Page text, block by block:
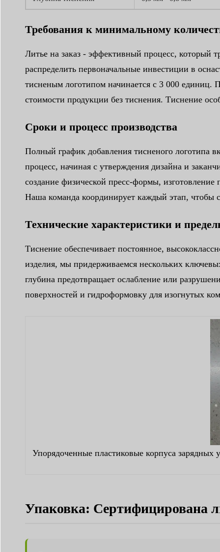
Требования к минимальному
Литье на заказ - эффективный процесс, который
распределить первоначальные инвестиции в
тисненым логотипом начинается с 3 000 единиц.
стоимости продукции без тиснения. Тиснение
Сроки и процесс производства
Полный график добавления тисненого логотипа
процесс, начиная с утверждения дизайна и
создание физической пресс-формы,
Наша команда координирует каждый этап, чтобы
Технические характеристики и
Тиснение обеспечивает постоянное,
изделия, мы придерживаемся нескольких
глубина предотвращает ослабление или
поверхностей и гидроформовку для изогнутых
Упорядоченные пластиковые корпуса
Упаковка: Сертифицирована